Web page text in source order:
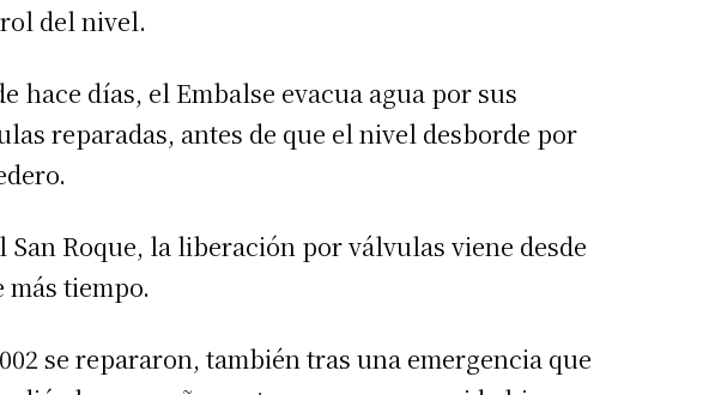
del nivel.
hace días, el Embalse evacua agua por sus
reparadas, antes de que el nivel desborde por
San Roque, la liberación por válvulas viene desde
más tiempo.
se repararon, también tras una emergencia que